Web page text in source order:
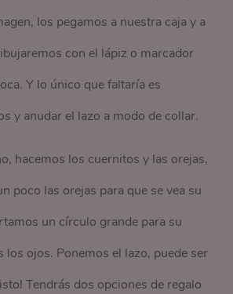
los pegamos a nuestra caja y a
con el lápiz o marcador
Y lo único que faltaría es
y anudar el lazo a modo de collar.
hacemos los cuernitos y las orejas,
poco las orejas para que se vea su
un círculo grande para su
los ojos. Ponemos el lazo, puede ser
Tendrás dos opciones de regalo